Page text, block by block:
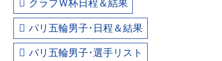
クラブＷ杯日程＆結果
パリ五輪男子･日程＆結果
パリ五輪男子･選手リスト